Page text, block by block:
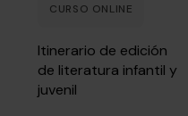
CURSO ONLINE
Itinerario de edición
de literatura infantil y
juvenil